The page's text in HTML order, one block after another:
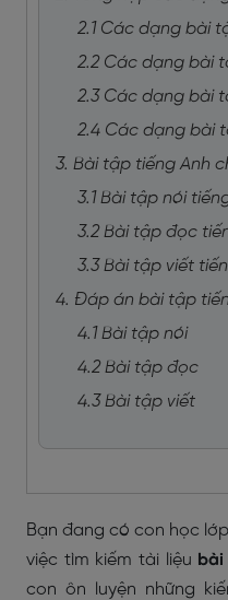
2.1 Các dạng bài
2.2 Các dạng bài
2.3 Các dạng bài
2.4 Các dạng bài
3. Bài tập tiếng Anh
3.1 Bài tập nói
3.2 Bài tập đọc
3.3 Bài tập viết
4. Đáp án bài tập
4.1 Bài tập nói
4.2 Bài tập đọc
4.3 Bài tập viết
Bạn đang có con học
việc tìm kiếm tài liệu
con ôn luyện những